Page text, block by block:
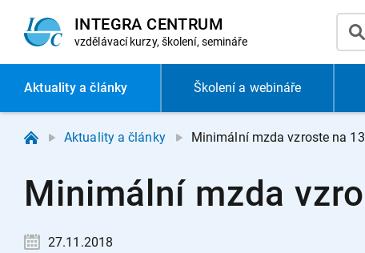
INTEGRA CENTRUM
vzdělávací kurzy, školení, semináře
Aktualitya články Školení a webináře
Aktuality a články Minimální mzda vzroste na
Minimální mzda
27.11.2018